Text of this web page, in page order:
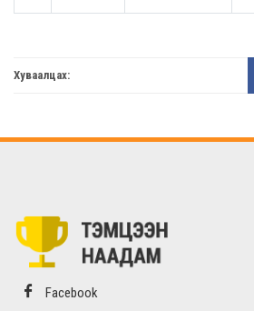
Хуваалцах:
Facebook